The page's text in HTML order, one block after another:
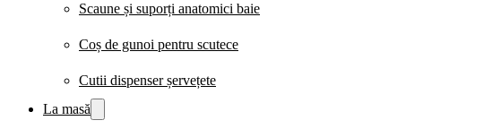
Scaune și suporți anatomici baie
Coș de gunoi pentru scutece
Cutii dispenser șervețete
La masă